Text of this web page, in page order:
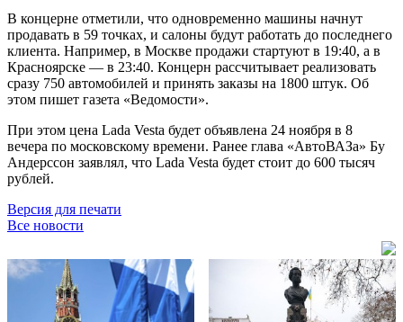
В концерне отметили, что одновременно машины начнут
продавать в 59 точках, и салоны будут работать до последнего
клиента. Например, в Москве продажи стартуют в 19:40, а в
Красноярске — в 23:40. Концерн рассчитывает реализовать
сразу 750 автомобилей и принять заказы на 1800 штук. Об
этом пишет газета «Ведомости».
При этом цена Lada Vesta будет объявлена 24 ноября в 8
вечера по московскому времени. Ранее глава «АвтоВАЗа» Бу
Андерссон заявлял, что Lada Vesta будет стоит до 600 тысяч
рублей.
Версия для печати
Все новости